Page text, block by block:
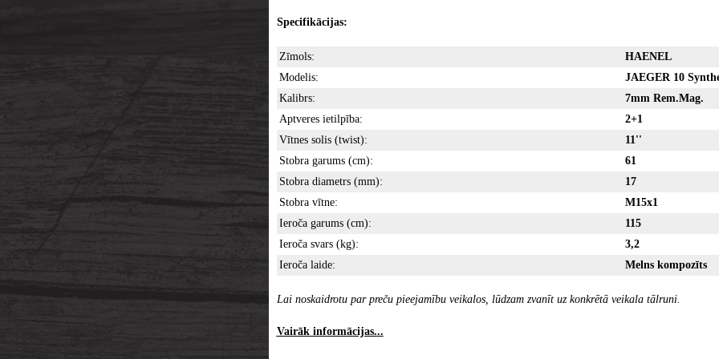
Specifikācijas:
Zīmols:
HAENEL
Modelis:
JAEGER 10
Kalibrs:
7mm Rem.Mag.
Aptveres ietilpība:
2+1
Vītnes solis (twist):
11''
Stobra garums (cm):
61
Stobra diametrs (mm):
17
Stobra vītne:
M15x1
Ieroča garums (cm):
115
Ieroča svars (kg):
3,2
Ieroča laide:
Melns kompozīts
Lai noskaidrotu par preču pieejamību veikalos, lūdzam zvanīt uz konkrētā veikala tālruni.
Vairāk informācijas...